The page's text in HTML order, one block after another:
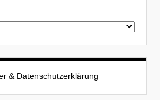
& Datenschutzerklärung